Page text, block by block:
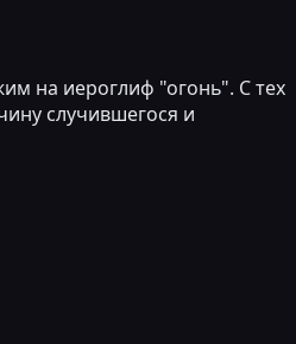
на иероглиф "огонь". С тех
случившегося и